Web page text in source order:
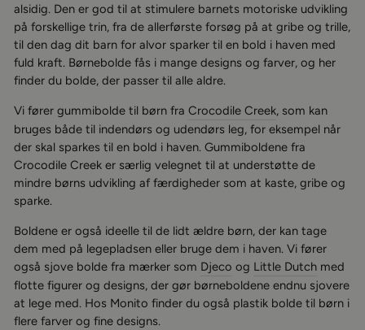
alsidig. Den er god til at stimulere barnets motoriske udvikling
på forskellige trin, fra de allerførste forsøg på at gribe og trille,
til den dag dit barn for alvor sparker til en bold i haven med
fuld kraft. Børnebolde fås i mange designs og farver, og her
finder du bolde, der passer til alle aldre.
Vi fører gummibolde til børn fra Crocodile Creek, som kan
bruges både til indendørs og udendørs leg, for eksempel når
der skal sparkes til en bold i haven. Gummiboldene fra
Crocodile Creek er særlig velegnet til at understøtte de
mindre børns udvikling af færdigheder som at kaste, gribe og
sparke.
Boldene er også ideelle til de lidt ældre børn, der kan tage
dem med på legepladsen eller bruge dem i haven. Vi fører
også sjove bolde fra mærker som Djeco og Little Dutch med
flotte figurer og designs, der gør børneboldene endnu sjovere
at lege med. Hos Monito finder du også plastik bolde til børn i
flere farver og fine designs.